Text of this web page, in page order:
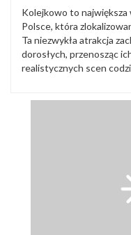
Kolejkowo to
Polsce, która
Ta niezwykła atrakcja
dorosłych, przenosząc
realistycznych scen